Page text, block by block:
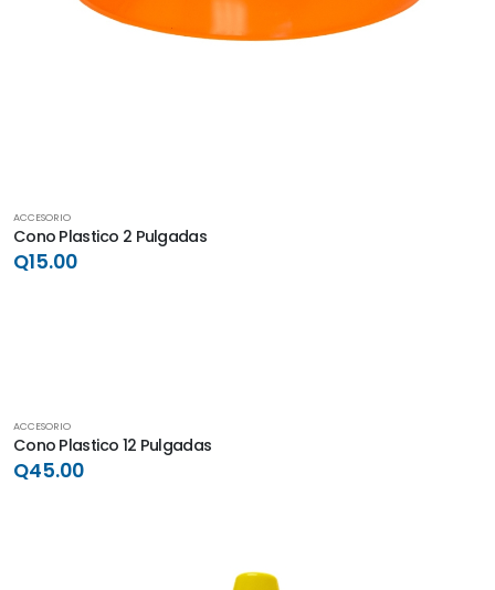
ACCESORIO
Cono Plastico 2 Pulgadas
Q15.00
ACCESORIO
Cono Plastico 12 Pulgadas
Q45.00